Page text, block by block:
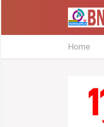
Home